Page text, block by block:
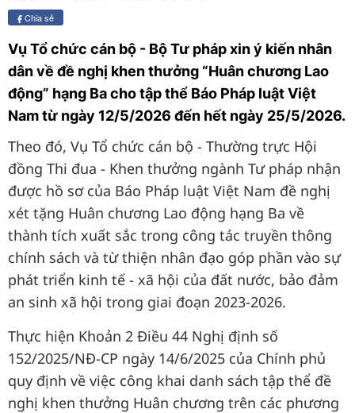
Chia sẻ
Vụ Tổ chức cán bộ - Bộ Tư pháp xin ý kiến nhân
dân về đề nghị khen thưởng “Huân chương Lao
động” hạng Ba cho tập thể Báo Pháp luật Việt
Nam từ ngày 12/5/2026 đến hết ngày 25/5/2026.
Theo đó, Vụ Tổ chức cán bộ - Thường trực Hội
đồng Thi đua - Khen thưởng ngành Tư pháp nhận
được hồ sơ của Báo Pháp luật Việt Nam đề nghị
xét tặng Huân chương Lao động hạng Ba về
thành tích xuất sắc trong công tác truyền thông
chính sách và từ thiện nhân đạo góp phần vào sự
phát triển kinh tế - xã hội của đất nước, bảo đảm
an sinh xã hội trong giai đoạn 2023-2026.
Thực hiện Khoản 2 Điều 44 Nghị định số
152/2025/NĐ-CP ngày 14/6/2025 của Chính phủ
quy định về việc công khai danh sách tập thể đề
nghị khen thưởng Huân chương trên các phương